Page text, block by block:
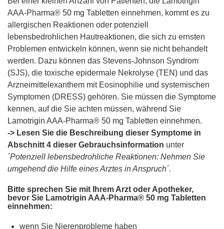
AAA-Pharma® 50 mg Tabletten einnehmen, kommt es zu
allergischen Reaktionen oder potenziell
lebensbedrohlichen Hautreaktionen, die sich zu ernsten
Problemen entwickeln können, wenn sie nicht behandelt
werden. Dazu können das Stevens-Johnson Syndrom
(SJS), die toxische epidermale Nekrolyse (TEN) und das
Arzneimittelexanthem mit Eosinophilie und systemischen
Symptomen (DRESS) gehören. Sie müssen die Symptome
kennen, auf die Sie achten müssen, während Sie
Lamotrigin AAA-Pharma® 50 mg Tabletten einnehmen.
-> Lesen Sie die Beschreibung dieser Symptome in
Abschnitt 4 dieser Gebrauchsinformation unter
´Potenziell lebensbedrohliche Reaktionen: Nehmen Sie
umgehend die Hilfe eines Arztes in Anspruch´.
Bitte sprechen Sie mit Ihrem Arzt oder Apotheker,
bevor Sie Lamotrigin AAA-Pharma® 50 mg Tabletten
einnehmen:
wenn Sie Nierenprobleme haben